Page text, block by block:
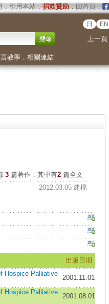
． 引用本站． 捐款贊助．回首頁．
日 EN
上一頁
教學． 相關連結
3 篇著作，其中有2篇全文
2012.03.05 建檔
出版日期
Hospice Palliative
2001.11.01
Hospice Palliative
2001.08.01